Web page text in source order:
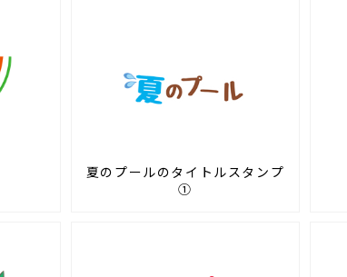
夏のプールのタイトルスタンプ
①